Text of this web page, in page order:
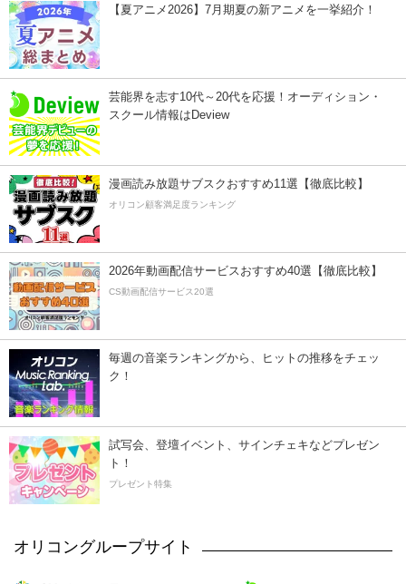
【夏アニメ2026】7月期夏の新アニメを一挙紹介！
芸能界を志す10代～20代を応援！オーディション・
スクール情報はDeview
漫画読み放題サブスクおすすめ11選【徹底比較】
オリコン顧客満足度ランキング
2026年動画配信サービスおすすめ40選【徹底比較】
CS動画配信サービス20選
毎週の音楽ランキングから、ヒットの推移をチェッ
ク！
試写会、登壇イベント、サインチェキなどプレゼン
ト！
プレゼント特集
オリコングループサイト